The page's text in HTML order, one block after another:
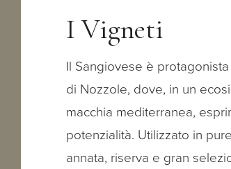
I Vigneti
Il Sangiovese è
di Nozzole, dove, in un
macchia mediterranea,
potenzialità. Utilizzato in
annata, riserva e gran